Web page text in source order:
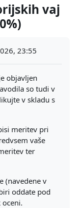
vaj
23:55
objavljen
so tudi v
v skladu s
meritev pri
vaše
ter
(navedene v
oddate pod